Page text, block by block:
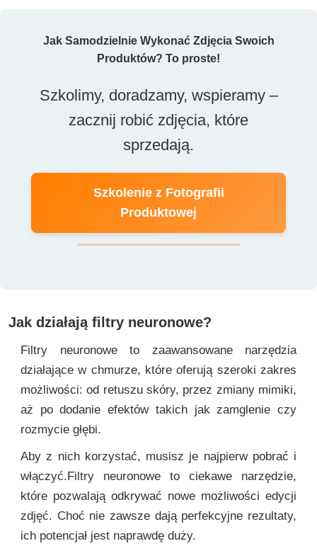
Jak Samodzielnie Wykonać Zdjęcia Swoich
Produktów? To proste!
Szkolimy, doradzamy, wspieramy –
zacznij robić zdjęcia, które
sprzedają.
Szkolenie z Fotografii
Produktowej
Jak działają filtry neuronowe?
Filtry neuronowe to zaawansowane narzędzia
działające w chmurze, które oferują szeroki zakres
możliwości: od retuszu skóry, przez zmiany mimiki,
aż po dodanie efektów takich jak zamglenie czy
rozmycie głębi.
Aby z nich korzystać, musisz je najpierw pobrać i
włączyć.Filtry neuronowe to ciekawe narzędzie,
które pozwalają odkrywać nowe możliwości edycji
zdjęć. Choć nie zawsze dają perfekcyjne rezultaty,
ich potencjał jest naprawdę duży.